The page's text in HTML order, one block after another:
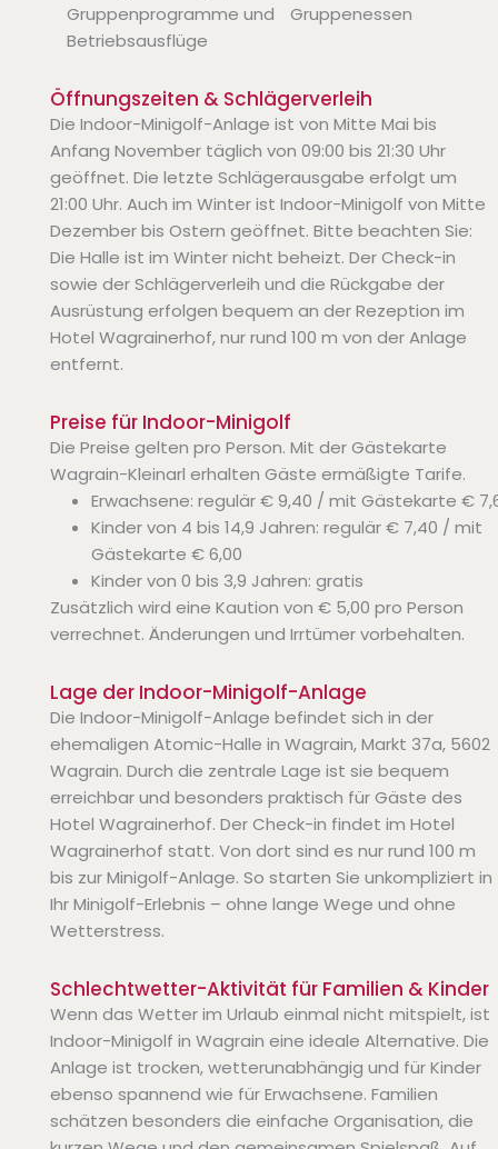
Gruppenprogramme und
Betriebsausflüge
Gruppenessen
Öffnungszeiten & Schlägerverleih
Die Indoor-Minigolf-Anlage ist von Mitte Mai bis
Anfang November täglich von 09:00 bis 21:30 Uhr
geöffnet. Die letzte Schlägerausgabe erfolgt um
21:00 Uhr. Auch im Winter ist Indoor-Minigolf von Mitte
Dezember bis Ostern geöffnet. Bitte beachten Sie:
Die Halle ist im Winter nicht beheizt. Der Check-in
sowie der Schlägerverleih und die Rückgabe der
Ausrüstung erfolgen bequem an der Rezeption im
Hotel Wagrainerhof, nur rund 100 m von der Anlage
entfernt.
Preise für Indoor-Minigolf
Die Preise gelten pro Person. Mit der Gästekarte
Wagrain-Kleinarl erhalten Gäste ermäßigte Tarife.
Erwachsene: regulär € 9,40 / mit Gästekarte €
Kinder von 4 bis 14,9 Jahren: regulär € 7,40 / mit
Gästekarte € 6,00
Kinder von 0 bis 3,9 Jahren: gratis
Zusätzlich wird eine Kaution von € 5,00 pro Person
verrechnet. Änderungen und Irrtümer vorbehalten.
Lage der Indoor-Minigolf-Anlage
Die Indoor-Minigolf-Anlage befindet sich in der
ehemaligen Atomic-Halle in Wagrain, Markt 37a, 5602
Wagrain. Durch die zentrale Lage ist sie bequem
erreichbar und besonders praktisch für Gäste des
Hotel Wagrainerhof. Der Check-in findet im Hotel
Wagrainerhof statt. Von dort sind es nur rund 100 m
bis zur Minigolf-Anlage. So starten Sie unkompliziert in
Ihr Minigolf-Erlebnis – ohne lange Wege und ohne
Wetterstress.
Schlechtwetter-Aktivität für Familien & Kinder
Wenn das Wetter im Urlaub einmal nicht mitspielt, ist
Indoor-Minigolf in Wagrain eine ideale Alternative. Die
Anlage ist trocken, wetterunabhängig und für Kinder
ebenso spannend wie für Erwachsene. Familien
schätzen besonders die einfache Organisation, die